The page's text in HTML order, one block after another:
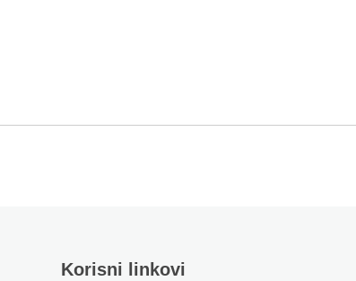
Korisni linkovi